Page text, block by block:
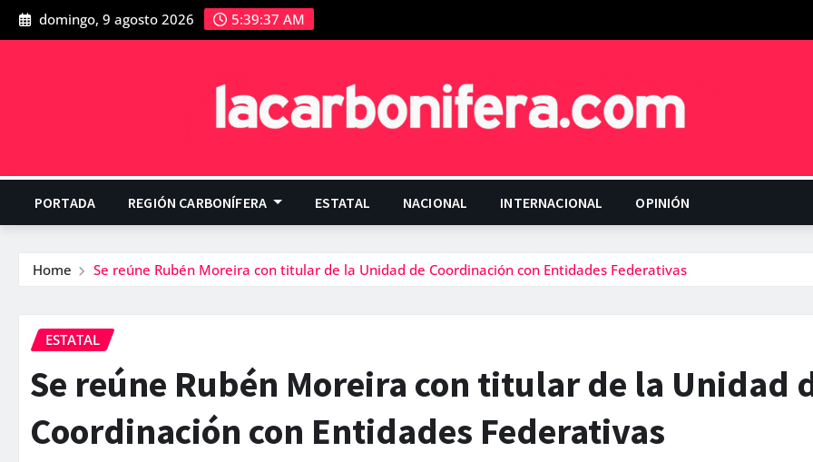
domingo, 9 agosto 2026 5:39:37 AM
PORTADA REGIÓN CARBONÍFERA ESTATAL NACIONAL INTERNACIONAL OPINIÓN
Home Se reúne Rubén Moreira con titular de la Unidad de Coordinación con Entidades Federativas
ESTATAL
Se reúne Rubén Moreira con titular de la Unidad
Coordinación con Entidades Federativas